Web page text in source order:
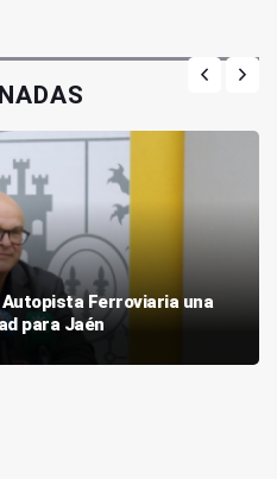
Autopista Ferroviaria una
para Jaén